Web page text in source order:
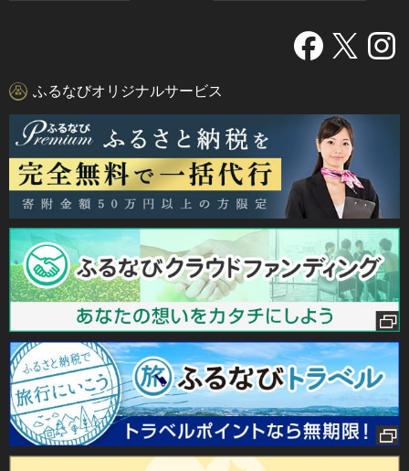
ふるなびオリジナルサービス